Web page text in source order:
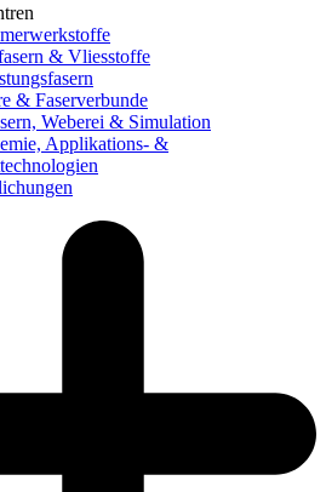
& Vliesstoffe
& Faserverbunde
Weberei & Simulation
Applikations- &